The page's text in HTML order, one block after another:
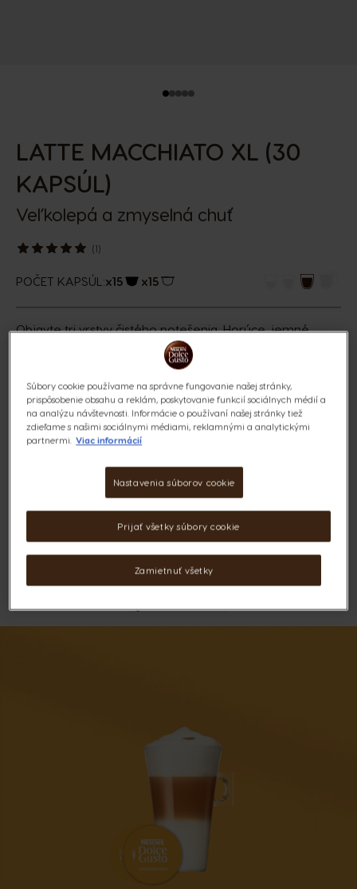
LATTE MACCHIATO XL (30
KAPSÚL)
Veľkolepá a zmyselná chuť
(1)
POČET KAPSÚL:x15 x15
Objavte tri vrstvy čistého potešenia. Horúce, jemné
mlieko a zmyselná pena dopĺňajú zmes čistej prémiovej
Arabiky a Robusty. Na prípravu stačí jedna minúta a po
celý čas si môžete vychutnávať náš veľkolepý podpis v
chuti kávy Latte.
Výživové údaje a zloženie
Najnižšia cena za posledných 30 dní: 8,89 €
Súbory cookie používame na správne fungovanie našej stránky,
prispôsobenie obsahu a reklám, poskytovanie funkcií sociálnych médií a
na analýzu návštevnosti. Informácie o používaní našej stránky tiež
zdieľame s našimi sociálnymi médiami, reklamnými a analytickými
partnermi. Viac informácií
Nastavenia súborov cookie
Zamietnuť všetky
Prijať všetky súbory cookie